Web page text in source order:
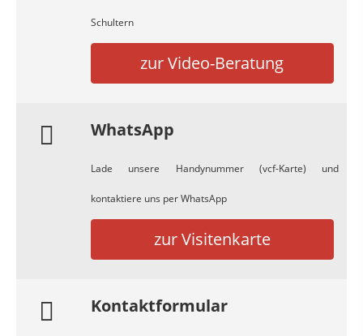
Schultern
zur Video-Beratung
WhatsApp
Lade unsere Handynummer (vcf-Karte) und
kontaktiere uns per WhatsApp
zur Visitenkarte
Kontaktformular